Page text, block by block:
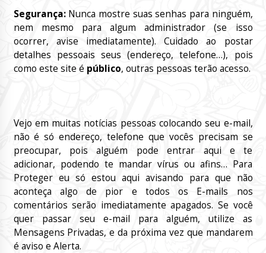
Segurança:Nunca mostre suas senhas para ninguém,
nem mesmo para algum administrador (se isso
ocorrer, avise imediatamente). Cuidado ao postar
detalhes pessoais seus (endereço, telefone…), pois
como este site é público, outras pessoas terão acesso.
Vejo em muitas notícias pessoas colocando seu e-mail,
não é só endereço, telefone que vocês precisam se
preocupar, pois alguém pode entrar aqui e te
adicionar, podendo te mandar vírus ou afins… Para
Proteger eu só estou aqui avisando para que não
aconteça algo de pior e todos os E-mails nos
comentários serão imediatamente apagados. Se você
quer passar seu e-mail para alguém, utilize as
Mensagens Privadas, e da próxima vez que mandarem
é aviso e Alerta.